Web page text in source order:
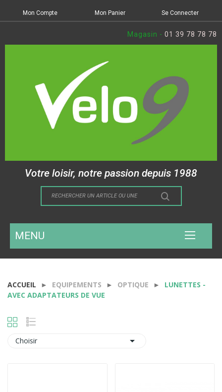
Mon Compte Mon Panier Se Connecter
Magasin - 01 39 78 78 78
Votre loisir, notre passion depuis 1988
MENU
ACCUEIL EQUIPEMENTS OPTIQUE
LUNETTES -
AVEC ADAPTATEURS DE VUE
Choisir 